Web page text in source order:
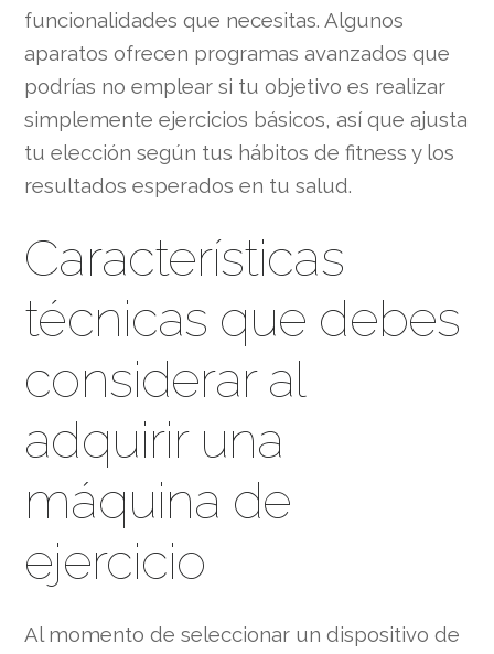
funcionalidades que necesitas. Algunos
aparatos ofrecen programas avanzados que
podrías no emplear si tu objetivo es realizar
simplemente ejercicios básicos, así que ajusta
tu elección según tus hábitos de fitness y los
resultados esperados en tu salud.
Características
técnicas que debes
considerar al
adquirir una
máquina de
ejercicio
Al momento de seleccionar un dispositivo de